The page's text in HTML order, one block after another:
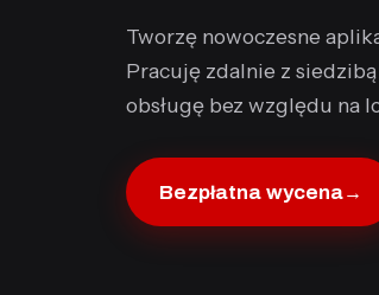
Tworzę nowoczesne
Pracuję zdalnie z
obsługę bez względu na
Bezpłatna wycena→